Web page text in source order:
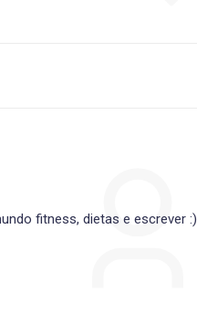
fitness, dietas e escrever :)